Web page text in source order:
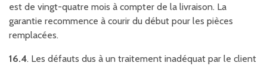
est de vingt-quatre mois à compter de la livraison. La
garantie recommence à courir du début pour les pièces
remplacées.
16.4. Les défauts dus à un traitement inadéquat par le client